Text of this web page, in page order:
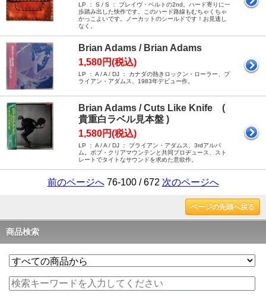
LP ： S / S ： ブレイヴ・ベルトの2nd。ハード寄りに一
歩踏み出した快作です。このハード路線もむちゃくちゃ
かっこよいです。ノーカットのシールドです！お見逃し
なく。
Brian Adams / Brian Adams
1,580円(税込)
LP ： A / A / DJ ： カナダの熱きロックン・ローラー、ブ
ライアン・アダムス、1983年デビュー作。
Brian Adams / Cuts Like Knife (
貴重白ラベル見本盤 )
1,580円(税込)
LP ： A / A / DJ ： ブライアン・アダムス、3rdアルバ
ム。ボブ・クリアマウンテンと共同プロヂュース、スト
レートでタイトなサウンドを求めた意欲作。
前のページへ76-100 / 672 次のページへ
ページの先頭へ戻る
商品検索